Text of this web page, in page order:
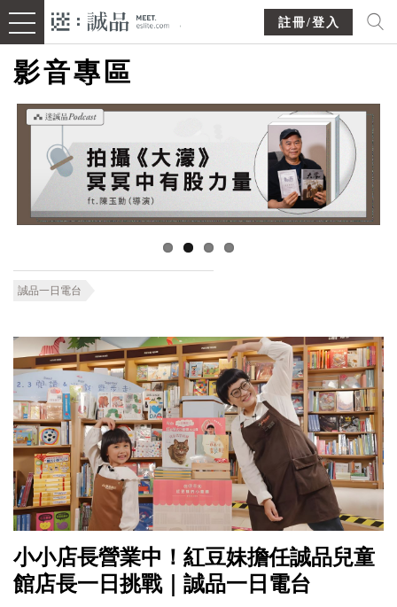
註冊/登入
影音專區
誠品一日電台
小小店長營業中！紅豆妹擔任誠品兒童
館店長一日挑戰｜誠品一日電台